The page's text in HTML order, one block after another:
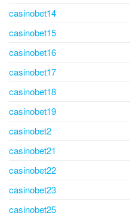
casinobet14
casinobet15
casinobet16
casinobet17
casinobet18
casinobet19
casinobet2
casinobet21
casinobet22
casinobet23
casinobet25